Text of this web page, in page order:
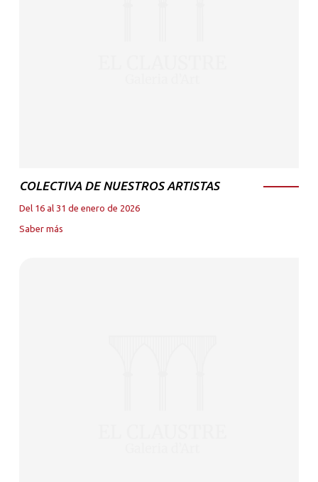
COLECTIVA DE NUESTROS ARTISTAS
Del 16 al 31 de enero de 2026
Saber más